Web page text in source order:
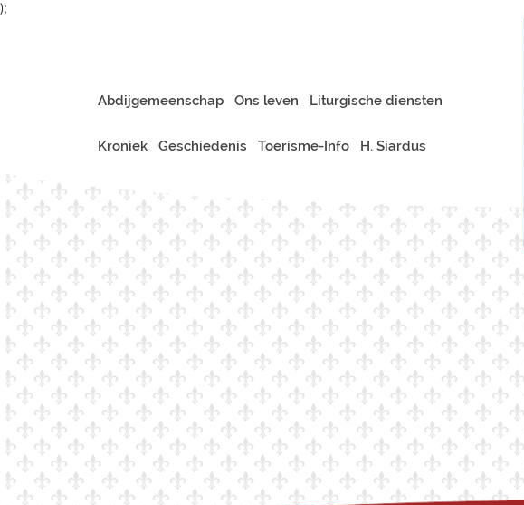
);
Abdijgemeenschap Ons leven Liturgische diensten
Kroniek Geschiedenis Toerisme-Info H. Siardus